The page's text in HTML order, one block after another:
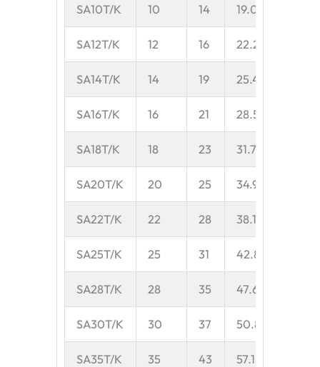
SA10T/K 10 14 19.05
SA12T/K 12 16 22.225
SA14T/K 14 19 25.4
SA16T/K 16 21 28.575
SA18T/K 18 23 31.75
SA20T/K 20 25 34.925
SA22T/K 22 28 38.1
SA25T/K 25 31 42.85
SA28T/K 28 35 47.6
SA30T/K 30 37 50.8
SA35T/K 35 43 57.1